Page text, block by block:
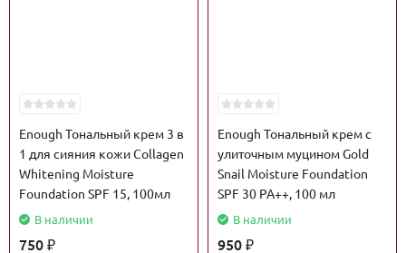
Enough Тональный крем 3 в
1 для сияния кожи Collagen
Whitening Moisture
Foundation SPF 15, 100мл
В наличии
750 ₽
Enough Тональный крем с
улиточным муцином Gold
Snail Moisture Foundation
SPF 30 PA++, 100 мл
В наличии
950 ₽